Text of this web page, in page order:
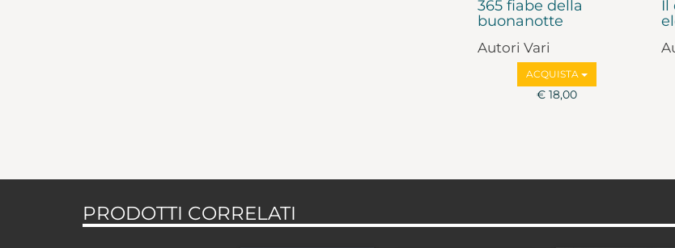
365 fiabe della
buonanotte
Autori Vari
ACQUISTA
€ 18,00
Il
PRODOTTI CORRELATI